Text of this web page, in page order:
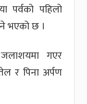
पर्वको पहिलो
भएको छ ।
गएर
र पिना अर्पण